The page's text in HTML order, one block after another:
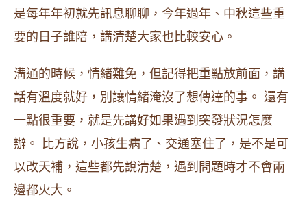
是每年年初就先訊息聊聊，今年過年、中秋這些重
要的日子誰陪，講清楚大家也比較安心。
溝通的時候，情緒難免，但記得把重點放前面，講
話有溫度就好，別讓情緒淹沒了想傳達的事。 還有
一點很重要，就是先講好如果遇到突發狀況怎麼
辦。 比方說，小孩生病了、交通塞住了，是不是可
以改天補，這些都先說清楚，遇到問題時才不會兩
邊都火大。